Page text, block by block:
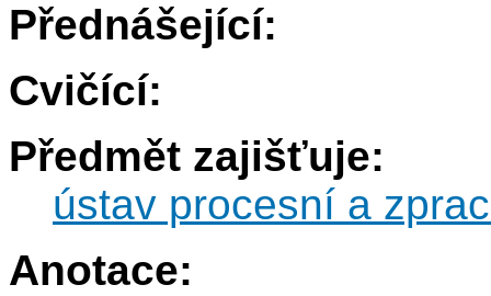
Přednášející:
Cvičící:
Předmět zajišťuje:
ústav procesní a
Anotace: